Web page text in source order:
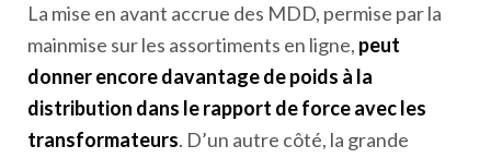
La mise en avant accrue des MDD, permise par la
mainmise sur les assortiments en ligne, peut
donner encore davantage de poids à la
distribution dans le rapport de force avec les
transformateurs. D’un autre côté, la grande